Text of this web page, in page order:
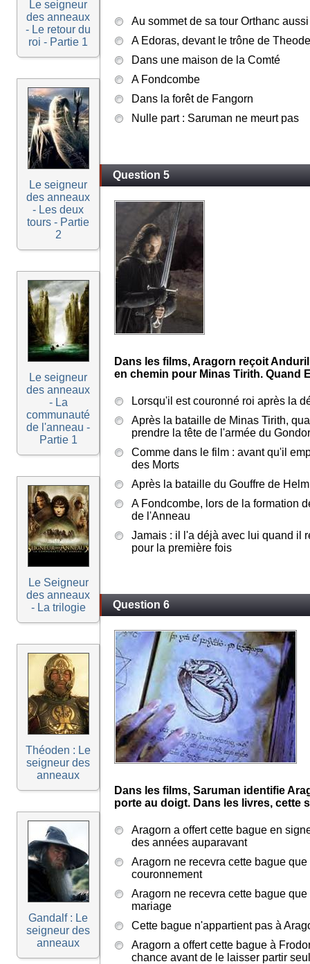
Le seigneur
des anneaux
- Le retour du
roi - Partie 1
Le seigneur
des anneaux
- Les deux
tours - Partie
2
Le seigneur
des anneaux
- La
communauté
de l'anneau -
Partie 1
Le Seigneur
des anneaux
- La trilogie
Théoden : Le
seigneur des
anneaux
Gandalf : Le
seigneur des
anneaux
Au sommet de sa tour Orthanc aussi
A Edoras, devant le trône de
Dans une maison de la Comté
A Fondcombe
Dans la forêt de Fangorn
Nulle part : Saruman ne meurt pas
Question 5
Dans les films, Aragorn reçoit
en chemin pour Minas Tirith. Quand
Lorsqu'il est couronné roi après la
Après la bataille de Minas Tirith,
prendre la tête de l'armée du Gondor
Comme dans le film : avant qu'il
des Morts
Après la bataille du Gouffre de Helm
A Fondcombe, lors de la formation
de l'Anneau
Jamais : il l'a déjà avec lui quand il
pour la première fois
Question 6
Dans les films, Saruman identifie
porte au doigt. Dans les livres, cette
Aragorn a offert cette bague en
des années auparavant
Aragorn ne recevra cette bague
couronnement
Aragorn ne recevra cette bague
mariage
Cette bague n'appartient pas à
Aragorn a offert cette bague à
chance avant de le laisser partir